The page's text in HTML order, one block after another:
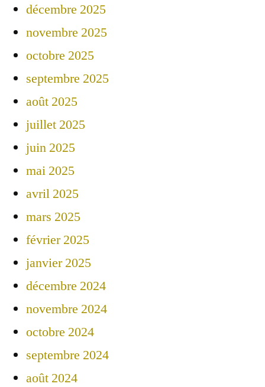
décembre 2025
novembre 2025
octobre 2025
septembre 2025
août 2025
juillet 2025
juin 2025
mai 2025
avril 2025
mars 2025
février 2025
janvier 2025
décembre 2024
novembre 2024
octobre 2024
septembre 2024
août 2024